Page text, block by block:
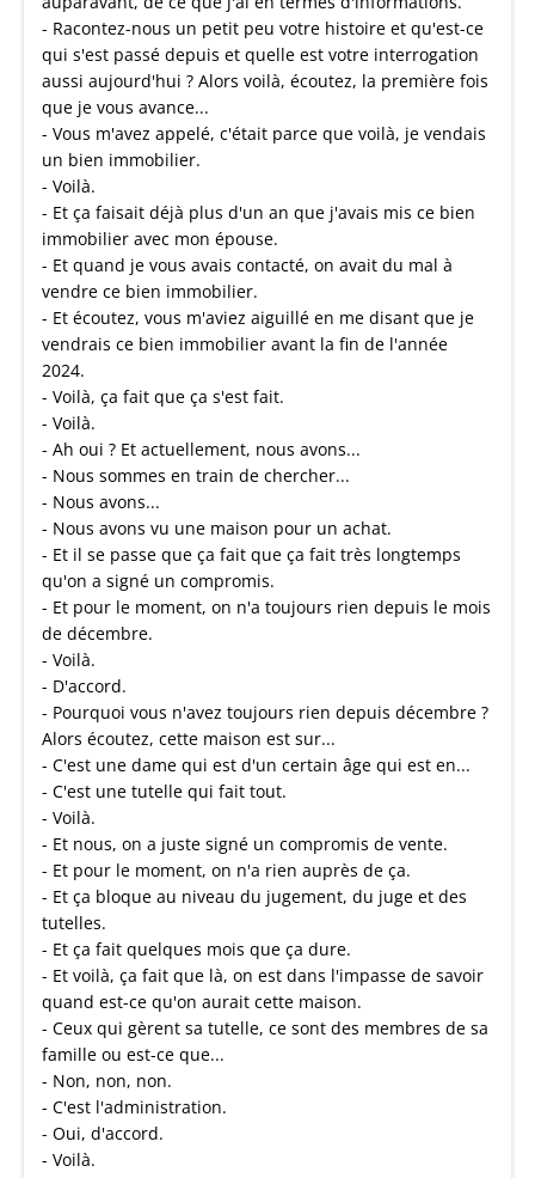
- Racontez-nous un petit peu votre histoire et qu'est-ce
qui s'est passé depuis et quelle est votre interrogation
aussi aujourd'hui ? Alors voilà, écoutez, la première fois
que je vous avance...
- Vous m'avez appelé, c'était parce que voilà, je vendais
un bien immobilier.
- Voilà.
- Et ça faisait déjà plus d'un an que j'avais mis ce bien
immobilier avec mon épouse.
- Et quand je vous avais contacté, on avait du mal à
vendre ce bien immobilier.
- Et écoutez, vous m'aviez aiguillé en me disant que je
vendrais ce bien immobilier avant la fin de l'année
2024.
- Voilà, ça fait que ça s'est fait.
- Voilà.
- Ah oui ? Et actuellement, nous avons...
- Nous sommes en train de chercher...
- Nous avons...
- Nous avons vu une maison pour un achat.
- Et il se passe que ça fait que ça fait très longtemps
qu'on a signé un compromis.
- Et pour le moment, on n'a toujours rien depuis le mois
de décembre.
- Voilà.
- D'accord.
- Pourquoi vous n'avez toujours rien depuis décembre ?
Alors écoutez, cette maison est sur...
- C'est une dame qui est d'un certain âge qui est en...
- C'est une tutelle qui fait tout.
- Voilà.
- Et nous, on a juste signé un compromis de vente.
- Et pour le moment, on n'a rien auprès de ça.
- Et ça bloque au niveau du jugement, du juge et des
tutelles.
- Et ça fait quelques mois que ça dure.
- Et voilà, ça fait que là, on est dans l'impasse de savoir
quand est-ce qu'on aurait cette maison.
- Ceux qui gèrent sa tutelle, ce sont des membres de sa
famille ou est-ce que...
- Non, non, non.
- C'est l'administration.
- Oui, d'accord.
- Voilà.